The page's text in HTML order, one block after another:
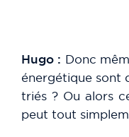
Hugo : Donc
énergétique sont
triés ? Ou alors
peut tout